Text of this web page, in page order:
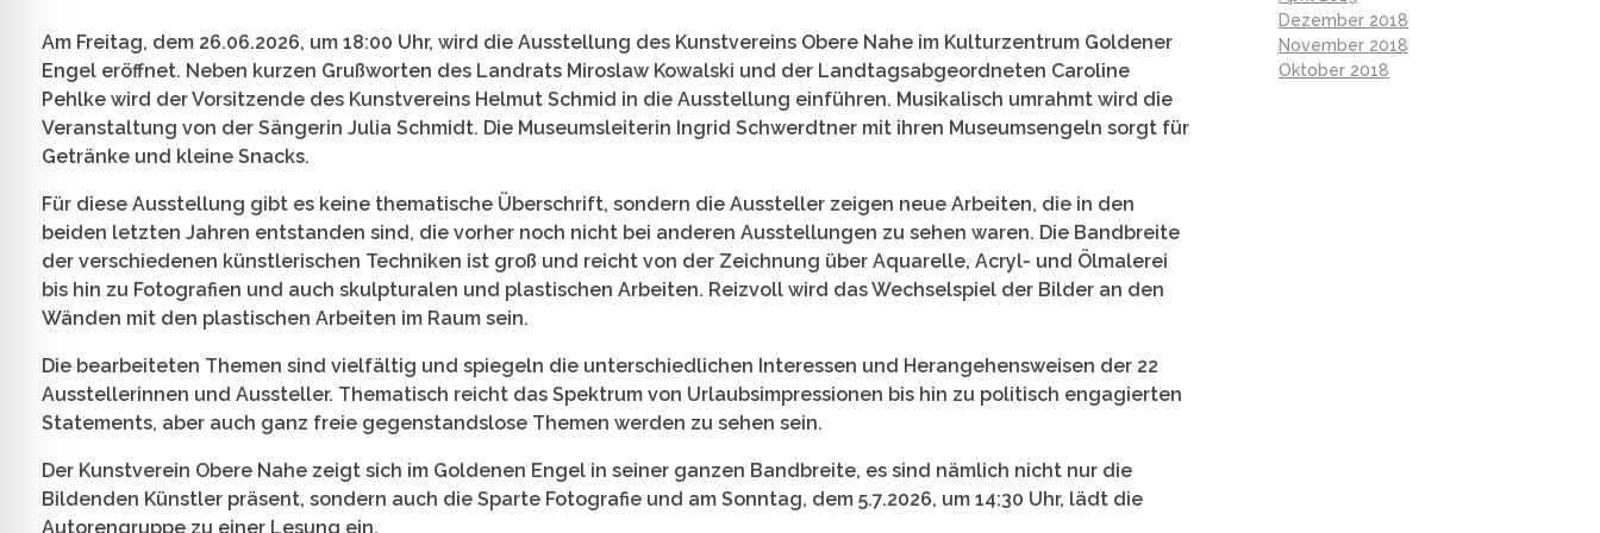
Am Freitag, dem 26.06.2026, um 18:00 Uhr, wird die Ausstellung des Kunstvereins Obere Nahe im Kulturzentrum Goldener
Engel eröffnet. Neben kurzen Grußworten des Landrats Miroslaw Kowalski und der Landtagsabgeordneten Caroline
Pehlke wird der Vorsitzende des Kunstvereins Helmut Schmid in die Ausstellung einführen. Musikalisch umrahmt wird die
Veranstaltung von der Sängerin Julia Schmidt. Die Museumsleiterin Ingrid Schwerdtner mit ihren Museumsengeln sorgt für
Getränke und kleine Snacks.
Für diese Ausstellung gibt es keine thematische Überschrift, sondern die Aussteller zeigen neue Arbeiten, die in den
beiden letzten Jahren entstanden sind, die vorher noch nicht bei anderen Ausstellungen zu sehen waren. Die Bandbreite
der verschiedenen künstlerischen Techniken ist groß und reicht von der Zeichnung über Aquarelle, Acryl- und Ölmalerei
bis hin zu Fotografien und auch skulpturalen und plastischen Arbeiten. Reizvoll wird das Wechselspiel der Bilder an den
Wänden mit den plastischen Arbeiten im Raum sein.
Die bearbeiteten Themen sind vielfältig und spiegeln die unterschiedlichen Interessen und Herangehensweisen der 22
Ausstellerinnen und Aussteller. Thematisch reicht das Spektrum von Urlaubsimpressionen bis hin zu politisch engagierten
Statements, aber auch ganz freie gegenstandslose Themen werden zu sehen sein.
Der Kunstverein Obere Nahe zeigt sich im Goldenen Engel in seiner ganzen Bandbreite, es sind nämlich nicht nur die
Bildenden Künstler präsent, sondern auch die Sparte Fotografie und am Sonntag, dem 5.7.2026, um 14:30 Uhr, lädt die
Autorengruppe zu einer Lesung ein.
Dezember 2018
November 2018
Oktober 2018